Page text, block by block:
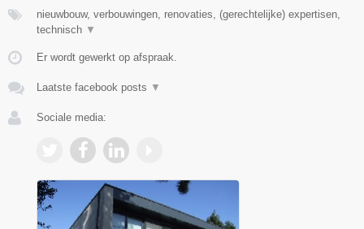
nieuwbouw, verbouwingen, renovaties, (gerechtelijke) expertisen,
technisch ▼
Er wordt gewerkt op afspraak.
Laatste facebook posts ▼
Sociale media: